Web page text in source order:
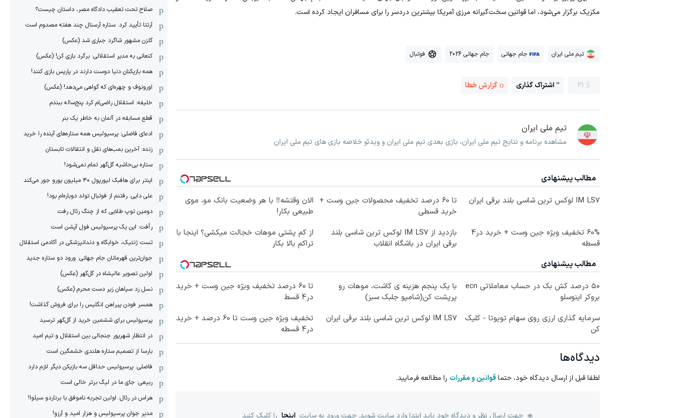
مکزیک برگزار می‌شود، اما قوانین سخت‌گیرانه مرزی آمریکا بیشترین دردسر را برای مسافران ایجاد کرده است.
تیم ملی ایران جام جهانی جام جهانی 2026 فوتبال
21 اشتراک گذاری گزارش خطا
تیم ملی ایران
مشاهده برنامه و نتایج تیم ملی ایران، بازی بعدی تیم ملی ایران و ویدئو خلاصه بازی های تیم ملی ایران
مطالب پیشنهادی
IM LS7 لوکس ترین شاسی بلند برقی ایران
تا 60 درصد تخفیف محصولات جین وست +
خرید قسطی
الان وقتشه‼️ با هر وضعیت بانک مو، موی
طبیعی بکار!
60% تخفیف ویژه جین وست + خرید در4
قسطه
بازدید از IM LS7 لوکس ترین شاسی بلند
برقی ایران در باشگاه انقلاب
از کم پشتی موهات خجالت میکشی؟ اینجا با
تراکم بالا بکار
مطالب پیشنهادی
۵۰ درصد کش بک در حساب معاملاتی ecn
بروکر اینوسلو
با یک پنجم هزینه ی کاشت، موهات رو
پرپشت کن(شامپو جلبک سبز)
تا 60 درصد تخفیف ویژه جین وست + خرید
در4 قسط
سرمایه گذاری ارزی روی سهام تویوتا - کلیک
کن
IM LS7 لوکس ترین شاسی بلند برقی ایران
تخفیف ویژه جین وست تا 60 درصد + خرید
در4 قسطه
دیدگاه‌ها
لطفا قبل از ارسال دیدگاه خود، حتماقوانین و مقررات را مطالعه فرمایید.
جهت ارسال نظر و دیدگاه خود باید ابتدا وارد سایت شوید. جهت ورود به سایت اینجا را کلیک کنید
صلاح تحت تعقیب دادگاه مصر، داستان چیست؟
آرتتا تأیید کرد: ستاره آرسنال چند هفته مصدوم است
گلزن مشهور شاگرد جباری شد (عکس)
کنعانی به مدیر استقلالی: برگرد بازی کن! (عکس)
همه بازیکنان دنیا دوست دارند در پاریس بازی کنند!
اورونوف و چهره‌ای که گواهی می‌دهد! (عکس)
خلیفه: استقلال راضی‌ام کرد پنج‌ساله ببندم
قطع مسابقه در آلمان به خاطر یک بنر
ادعای فاضلی: پرسپولیس همه ستاره‌های آینده را خرید
زنده: آخرین بمب‌های نقل و انتقالات تابستان
ستاره بی‌حاشیه گل‌گهر تمام نمی‌شود!
اینتر برای هافبک لیورپول ۴۰ میلیون یورو جور می‌کند
علی دایی: رفتنم از فوتبال تولد دوباره‌ام بود!
دومین توپ طلایی که از چنگ رئال رفت
رأفت: این یک پرسپولیس فول آپشن است
تست ژنتیک، خوابگاه و دندانپزشکی در آکادمی استقلال
جوان‌ترین قهرمانان جام جهانی: ورود دو ستاره جدید
اولین تصویر عالیشاه در گل‌گهر (عکس)
نسل زد سپاهان زیر دست محرم (عکس)
همسر فودن پیراهن انگلیس را برای فروش گذاشت!
پرسپولیس برای ششمین خرید از گل‌گهر ترسید
در انتظار شهریور جنجالی بین استقلال و تیم امید
بارسا از تصمیم ستاره هلندی خشمگین است
فاضلی: پرسپولیس حداقل سه بازیکن دیگر لازم دارد
ربیعی: جای ما در لیگ برتر خالی است
هراس در رئال: اولین تجربه ناموفق با برناردو سیلوا!
مدیر جوان پرسپولیس و هزار امید و آرزو!